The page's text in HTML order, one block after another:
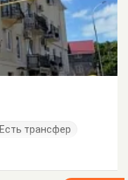
Есть трансфер